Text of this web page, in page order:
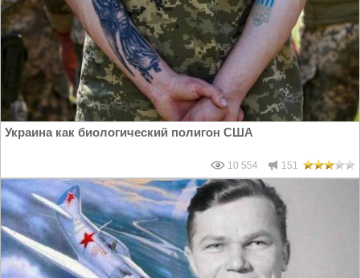
Украина как биологический полигон США
10 554 151